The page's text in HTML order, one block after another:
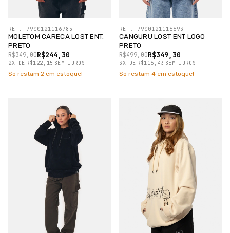
MOLETOM CARECA LOST ENT.
PRETO
R$244,30
R$349,00
2X DE R$122,15 SEM JUROS
REF. 7900121116785
Só restam 2 em estoque!
CANGURU LOST ENT LOGO
PRETO
R$349,30
R$499,00
3X DE R$116,43 SEM JUROS
REF. 7900121116693
Só restam 4 em estoque!